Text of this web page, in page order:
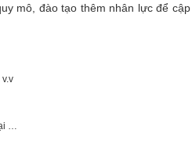
mô, đào tạo thêm nhân lực để
…